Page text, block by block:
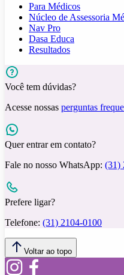
Para Médicos
Núcleo de Assessoria
Nav Pro
Dasa Educa
Resultados
Você tem dúvidas?
Acesse nossas perguntas
Quer entrar em contato?
Fale no nosso WhatsApp: (31)
Prefere ligar?
Telefone: (31) 2104-0100
Voltar ao topo